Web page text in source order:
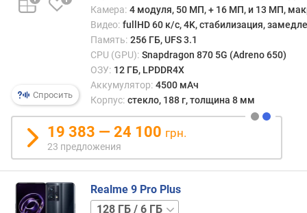
а
по
в
л
о
ж
е
н
и
Спросить
Камера: 4 модуля, 50 МП, + 16 МП, и 13 МП,
Видео: fullHD 60 к/с, 4K, стабилизация,
Память: 256 ГБ, UFS 3.1
CPU (GPU): Snapdragon 870 5G (Adreno 650)
ОЗУ: 12 ГБ, LPDDR4X
Аккумулятор: 4500 мАч
Корпус: стекло, 188 г, толщина 8 мм
19 383 — 24 100 грн.
23 предложения
Realme 9 Pro Plus
128 ГБ